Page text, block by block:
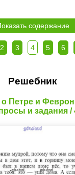
содержание
2 3 4 5 6
Решебник
о Петре и
и задания /